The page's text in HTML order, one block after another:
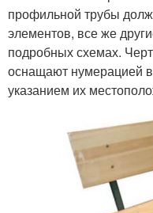
профильной трубы
элементов, все же
подробных схемах.
оснащают нумерацией
указанием их